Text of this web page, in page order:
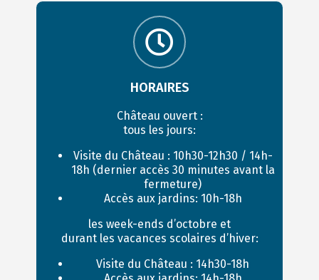
HORAIRES
Château ouvert :
tous les jours:
Visite du Château : 10h30-12h30 / 14h-
18h (dernier accès 30 minutes avant la
fermeture)
Accès aux jardins: 10h-18h
les week-ends d’octobre et
durant les vacances scolaires d’hiver:
Visite du Château : 14h30-18h